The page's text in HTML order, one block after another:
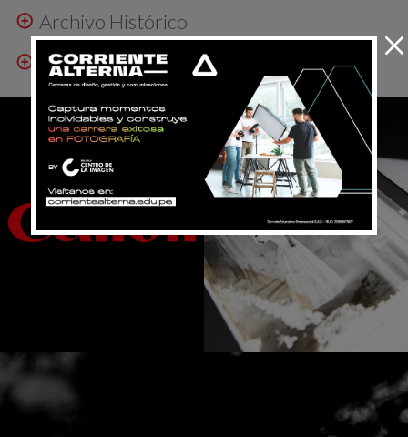
Archivo Histórico
Encuentro de Archivos Fotográficos
¿ERES ALUMNO?
CONSULTA AQUÍ